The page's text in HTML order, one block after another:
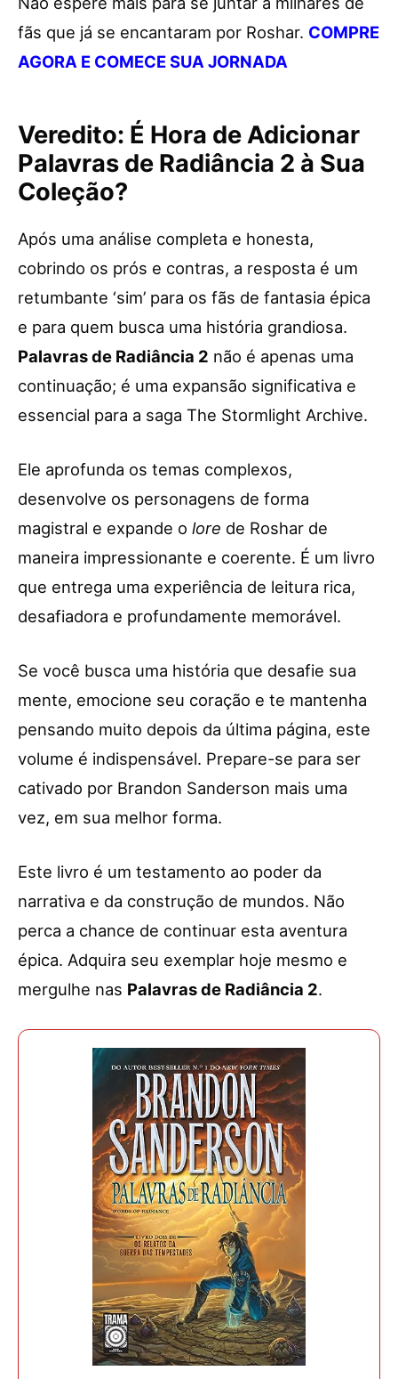
fãs que já se encantaram por Roshar. COMPRE
AGORA E COMECE SUA JORNADA
Veredito: É Hora de Adicionar
Palavras de Radiância 2 à Sua
Coleção?
Após uma análise completa e honesta,
cobrindo os prós e contras, a resposta é um
retumbante ‘sim’ para os fãs de fantasia épica
e para quem busca uma história grandiosa.
Palavras de Radiância 2 não é apenas uma
continuação; é uma expansão significativa e
essencial para a saga The Stormlight Archive.
Ele aprofunda os temas complexos,
desenvolve os personagens de forma
magistral e expande o lore de Roshar de
maneira impressionante e coerente. É um livro
que entrega uma experiência de leitura rica,
desafiadora e profundamente memorável.
Se você busca uma história que desafie sua
mente, emocione seu coração e te mantenha
pensando muito depois da última página, este
volume é indispensável. Prepare-se para ser
cativado por Brandon Sanderson mais uma
vez, em sua melhor forma.
Este livro é um testamento ao poder da
narrativa e da construção de mundos. Não
perca a chance de continuar esta aventura
épica. Adquira seu exemplar hoje mesmo e
mergulhe nas Palavras de Radiância 2.